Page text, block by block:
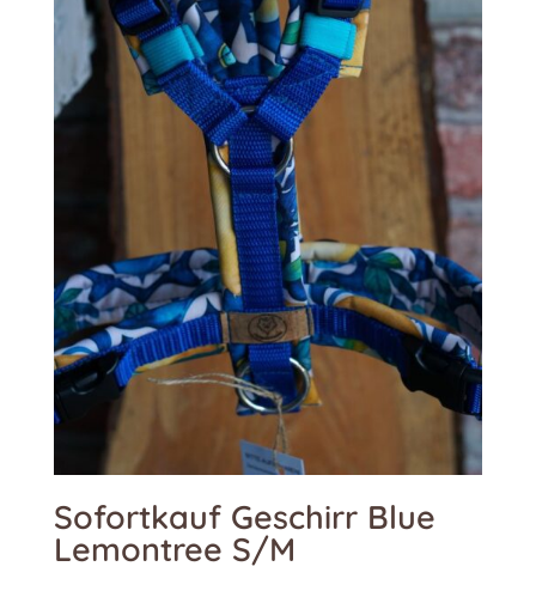
Sofortkauf Geschirr Blue
Lemontree S/M